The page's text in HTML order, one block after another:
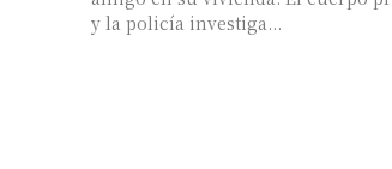
y la policía investiga...